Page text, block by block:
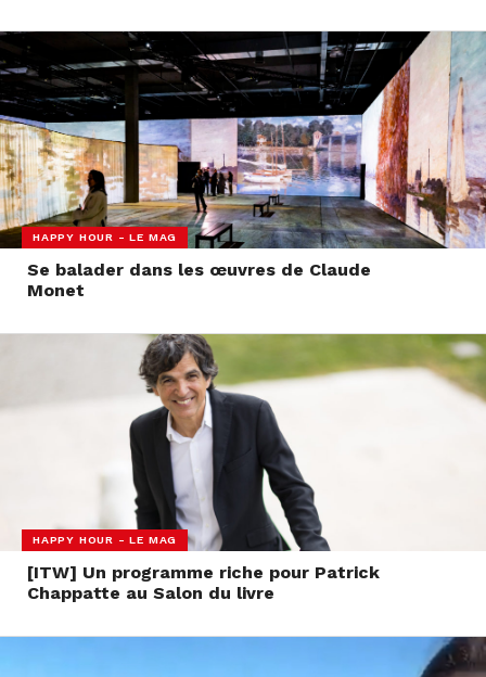
HAPPY HOUR - LE MAG
Se balader dans les œuvres de Claude
Monet
HAPPY HOUR - LE MAG
[ITW] Un programme riche pour Patrick
Chappatte au Salon du livre